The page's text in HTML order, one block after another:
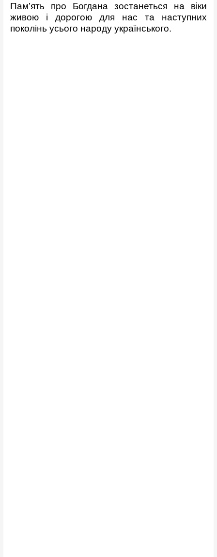
Пам’ять про Богдана зостанеться на віки
живою і дорогою для нас та наступних
поколінь усього народу українського.